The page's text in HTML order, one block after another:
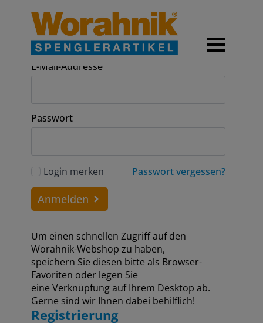
Anmeldung
E-Mail-Addresse
Passwort
Login merken Passwort vergessen?
Anmelden
Um einen schnellen Zugriff auf den
Worahnik-Webshop zu haben,
speichern Sie diesen bitte als Browser-
Favoriten oder legen Sie
eine Verknüpfung auf Ihrem Desktop ab.
Gerne sind wir Ihnen dabei behilflich!
Registrierung